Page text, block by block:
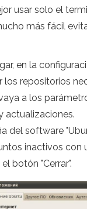
usar solo el
más fácil
en la
los repositorios
a los
actualizaciones.
del software
inactivos con
botón "Cerrar".